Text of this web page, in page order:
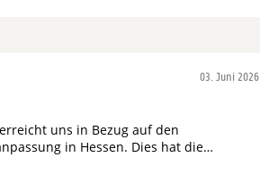
03. Juni 2026
uns in Bezug auf den
in Hessen. Dies hat die…